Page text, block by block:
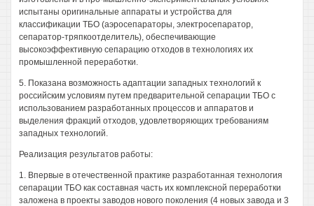
испытаны оригинальные аппараты и устройства для
классификации ТБО (аэросепараторы, электросепаратор,
сепаратор-тряпкоотделитель), обеспечивающие
высокоэффективную сепарацию отходов в технологиях их
промышленной переработки.
5. Показана возможность адаптации западных технологий к
российским условиям путем предварительной сепарации ТБО с
использованием разработанных процессов и аппаратов и
выделения фракций отходов, удовлетворяющих требованиям
западных технологий.
Реализация результатов работы:
1. Впервые в отечественной практике разработанная технология
сепарации ТБО как составная часть их комплексной переработки
заложена в проекты заводов нового поколения (4 новых завода и 3